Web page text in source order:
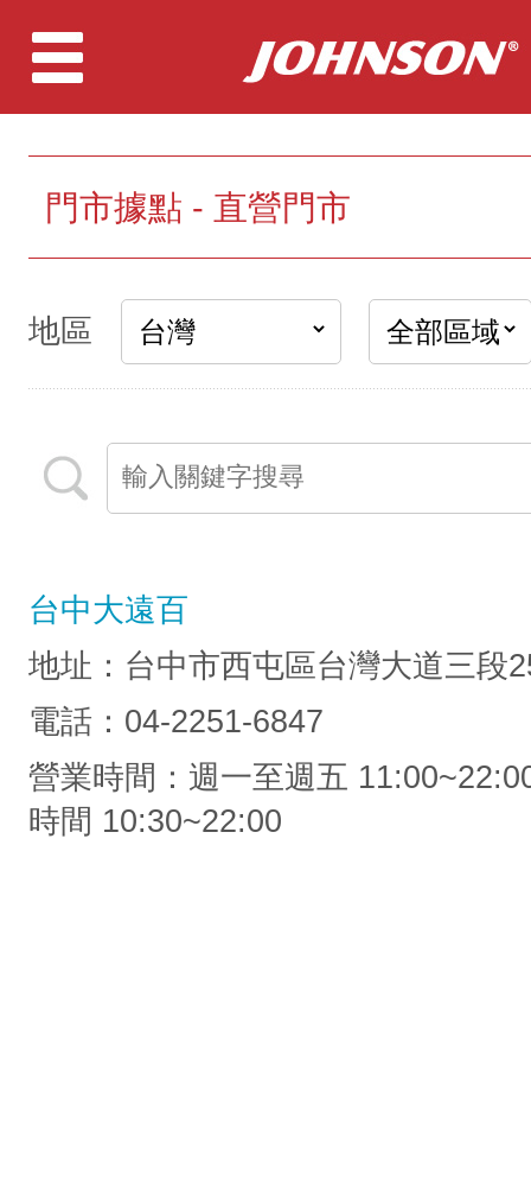
門市據點 - 直營門市
地區
台中大遠百
地址：台中市西屯區台灣大道三段
電話：04-2251-6847
營業時間：週一至週五
時間 10:30~22:00